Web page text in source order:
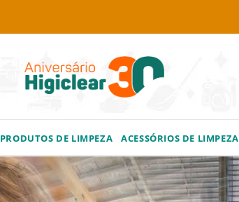
PRODUTOS DE LIMPEZA ACESSÓRIOS DE LIMPEZA